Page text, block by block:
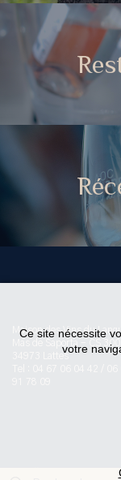
Maison des Vins du
Mas de Saporta - CS
34973 Lattes
< id="str-pied-
Ce site nécessite
votre